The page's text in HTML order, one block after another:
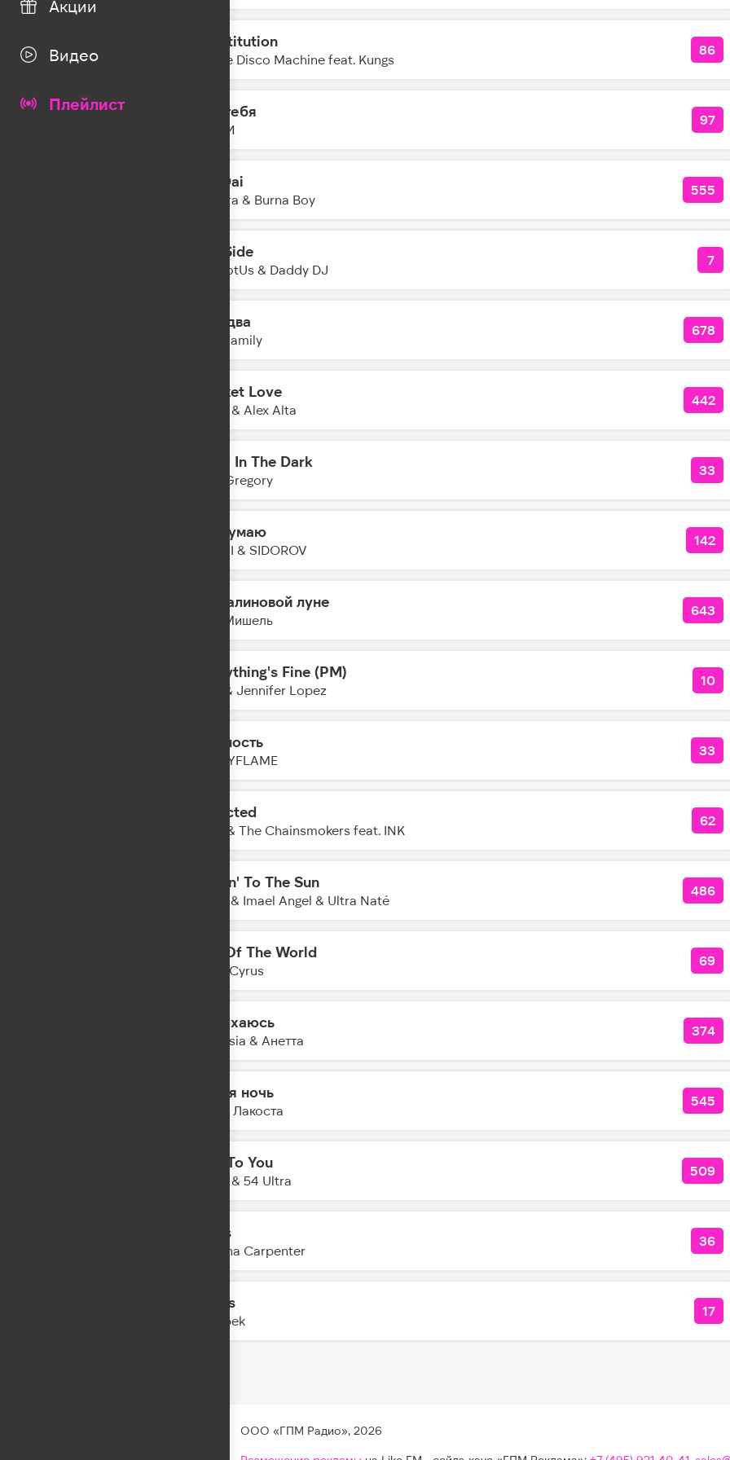
Акции
Видео
Плейлист
18:05 Substitution
Purple Disco Machine feat. Kungs
86
Без тебя
НайдИ
97
Dai Dai
Shakira & Burna Boy
555
Flip Side
YouNotUs & Daddy DJ
7
Раз, два
5sta Family
678
Cricket Love
KDDK & Alex Alta
442
Glow In The Dark
Tom Gregory
33
Не Думаю
NANSI & SIDOROV
142
На малиновой луне
Моя Мишель
643
Everything's Fine (PM)
Alok & Jennifer Lopez
10
Нежность
HOLLYFLAME
33
Addicted
Zerb & The Chainsmokers feat. INK
62
Movin' To The Sun
Hugel & Imael Angel & Ultra Naté
486
End Of The World
Miley Cyrus
69
Задыхаюсь
Amnesia & Анетта
374
Белая ночь
Коста Лакоста
545
Talk To You
Anotr & 54 Ultra
509
Tears
Sabrina Carpenter
36
Limits
Imanbek
17
ООО «ГПМ Радио», 2026